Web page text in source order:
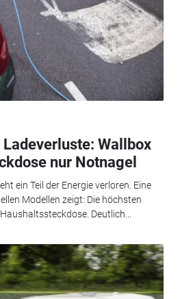
Wallbox
nur Notnagel
ein Teil der Energie verloren. Eine
Modellen zeigt: Die höchsten
Deutlich...